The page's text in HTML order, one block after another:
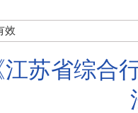
效
苏省综合